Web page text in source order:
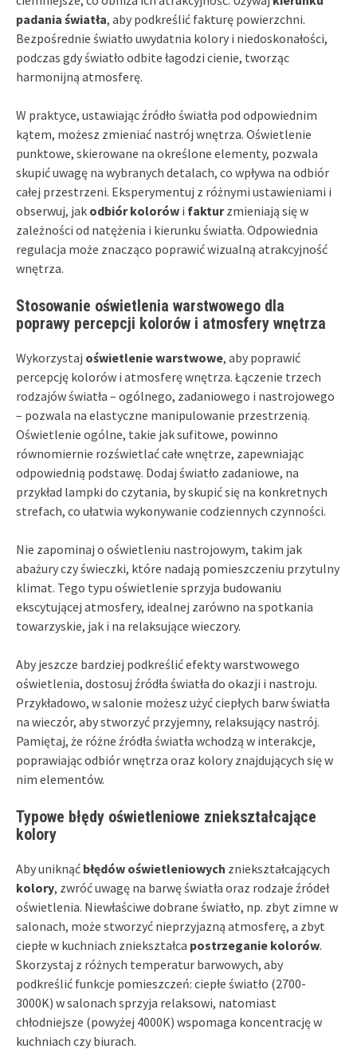
padania światła, aby podkreślić fakturę powierzchni.
Bezpośrednie światło uwydatnia kolory i niedoskonałości,
podczas gdy światło odbite łagodzi cienie, tworząc
harmonijną atmosferę.
W praktyce, ustawiając źródło światła pod odpowiednim
kątem, możesz zmieniać nastrój wnętrza. Oświetlenie
punktowe, skierowane na określone elementy, pozwala
skupić uwagę na wybranych detalach, co wpływa na odbiór
całej przestrzeni. Eksperymentuj z różnymi ustawieniami i
obserwuj, jak odbiór kolorów i fakturzmieniają się w
zależności od natężenia i kierunku światła. Odpowiednia
regulacja może znacząco poprawić wizualną atrakcyjność
wnętrza.
Stosowanie oświetlenia warstwowego dla
poprawy percepcji kolorów i atmosfery wnętrza
Wykorzystaj oświetlenie warstwowe, aby poprawić
percepcję kolorów i atmosferę wnętrza. Łączenie trzech
rodzajów światła – ogólnego, zadaniowego i nastrojowego
– pozwala na elastyczne manipulowanie przestrzenią.
Oświetlenie ogólne, takie jak sufitowe, powinno
równomiernie rozświetlać całe wnętrze, zapewniając
odpowiednią podstawę. Dodaj światło zadaniowe, na
przykład lampki do czytania, by skupić się na konkretnych
strefach, co ułatwia wykonywanie codziennych czynności.
Nie zapominaj o oświetleniu nastrojowym, takim jak
abażury czy świeczki, które nadają pomieszczeniu przytulny
klimat. Tego typu oświetlenie sprzyja budowaniu
ekscytującej atmosfery, idealnej zarówno na spotkania
towarzyskie, jak i na relaksujące wieczory.
Aby jeszcze bardziej podkreślić efekty warstwowego
oświetlenia, dostosuj źródła światła do okazji i nastroju.
Przykładowo, w salonie możesz użyć ciepłych barw światła
na wieczór, aby stworzyć przyjemny, relaksujący nastrój.
Pamiętaj, że różne źródła światła wchodzą w interakcje,
poprawiając odbiór wnętrza oraz kolory znajdujących się w
nim elementów.
Typowe błędy oświetleniowe zniekształcające
kolory
Aby uniknąć błędów oświetleniowych zniekształcających
kolory, zwróć uwagę na barwę światła oraz rodzaje źródeł
oświetlenia. Niewłaściwe dobrane światło, np. zbyt zimne w
salonach, może stworzyć nieprzyjazną atmosferę, a zbyt
ciepłe w kuchniach zniekształca postrzeganie kolorów.
Skorzystaj z różnych temperatur barwowych, aby
podkreślić funkcje pomieszczeń: ciepłe światło (2700-
3000K) w salonach sprzyja relaksowi, natomiast
chłodniejsze (powyżej 4000K) wspomaga koncentrację w
kuchniach czy biurach.